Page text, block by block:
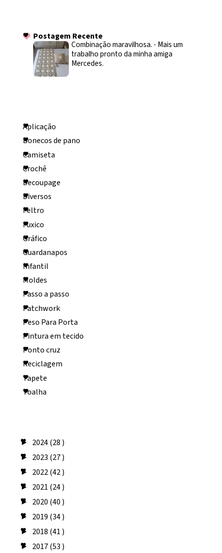
Postagem Recente
Combinação maravilhosa. - Mais um
trabalho pronto da minha amiga
Mercedes.
Aplicação
Bonecos de pano
Camiseta
Crochê
Decoupage
Diversos
Feltro
Fuxico
Gráfico
Guardanapos
Infantil
Moldes
Passo a passo
Patchwork
Peso Para Porta
Pintura em tecido
Ponto cruz
Reciclagem
Tapete
Toalha
► 2024(28 )
► 2023 (27 )
► 2022(42 )
► 2021 (24 )
► 2020 (40 )
► 2019 (34 )
► 2018 (41 )
► 2017(53 )